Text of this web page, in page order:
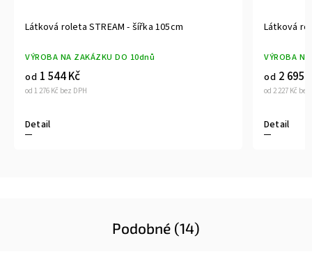
roleta STREAM - šířka 105cm
NA ZAKÁZKU DO 10dnů
276 Kč bez DPH
1 544 Kč
Látková roleta
VÝROBA NA
od 2 227 Kč bez DPH
2 695 Kč
Podobné (14)